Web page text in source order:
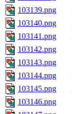
103139.png
103140.png
103141.png
103142.png
103143.png
103144.png
103145.png
103146.png